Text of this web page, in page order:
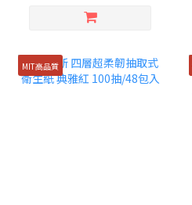
MIT高品質